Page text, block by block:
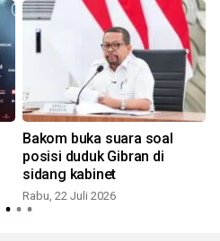
Bakom buka suara soal
posisi duduk Gibran di
sidang kabinet
Rabu, 22 Juli 2026